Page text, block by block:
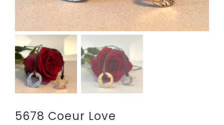
5678 Coeur Love